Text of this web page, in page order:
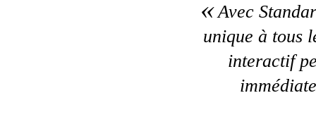
Avec
unique à tous
interactif